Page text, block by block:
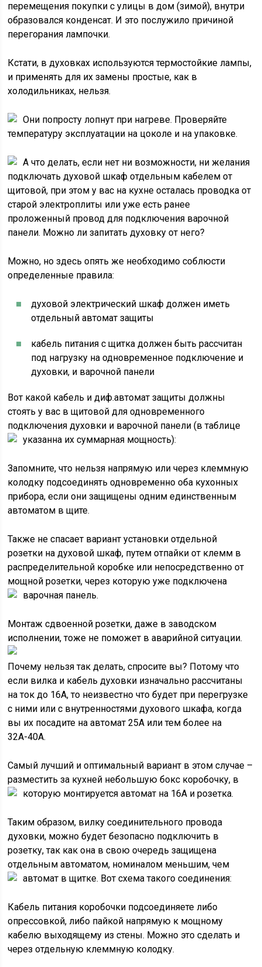
перемещения покупки с улицы в дом (зимой), внутри
образовался конденсат. И это послужило причиной
перегорания лампочки.
Кстати, в духовках используются термостойкие лампы,
и применять для их замены простые, как в
холодильниках, нельзя.
Они попросту лопнут при нагреве. Проверяйте
температуру эксплуатации на цоколе и на упаковке.
А что делать, если нет ни возможности, ни желания
подключать духовой шкаф отдельным кабелем от
щитовой, при этом у вас на кухне осталась проводка от
старой электроплиты или уже есть ранее
проложенный провод для подключения варочной
панели. Можно ли запитать духовку от него?
Можно, но здесь опять же необходимо соблюсти
определенные правила:
духовой электрический шкаф должен иметь
отдельный автомат защиты
кабель питания с щитка должен быть рассчитан
под нагрузку на одновременное подключение и
духовки, и варочной панели
Вот какой кабель и диф.автомат защиты должны
стоять у вас в щитовой для одновременного
подключения духовки и варочной панели (в таблице
указанна их суммарная мощность):
Запомните, что нельзя напрямую или через клеммную
колодку подсоединять одновременно оба кухонных
прибора, если они защищены одним единственным
автоматом в щите.
Также не спасает вариант установки отдельной
розетки на духовой шкаф, путем отпайки от клемм в
распределительной коробке или непосредственно от
мощной розетки, через которую уже подключена
варочная панель.
Монтаж сдвоенной розетки, даже в заводском
исполнении, тоже не поможет в аварийной ситуации.
Почему нельзя так делать, спросите вы? Потому что
если вилка и кабель духовки изначально рассчитаны
на ток до 16А, то неизвестно что будет при перегрузке
с ними или с внутренностями духового шкафа, когда
вы их посадите на автомат 25А или тем более на
32А-40А.
Самый лучший и оптимальный вариант в этом случае –
разместить за кухней небольшую бокс коробочку, в
которую монтируется автомат на 16А и розетка.
Таким образом, вилку соединительного провода
духовки, можно будет безопасно подключить в
розетку, так как она в свою очередь защищена
отдельным автоматом, номиналом меньшим, чем
автомат в щитке. Вот схема такого соединения:
Кабель питания коробочки подсоединяете либо
опрессовкой, либо пайкой напрямую к мощному
кабелю выходящему из стены. Можно это сделать и
через отдельную клеммную колодку.